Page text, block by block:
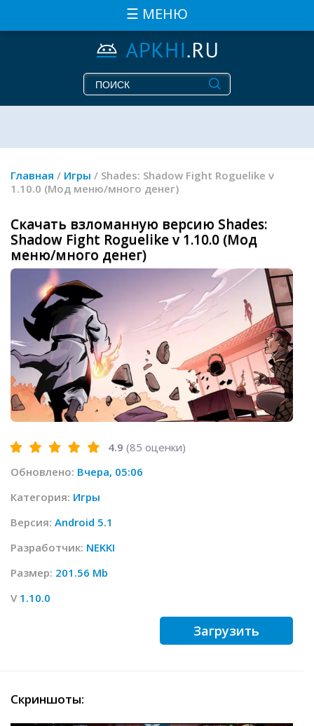
☰ МЕНЮ
Главная / Игры / Shades: Shadow Fight Roguelike v
1.10.0 (Мод меню/много денег)
Скачать взломанную версию Shades:
Shadow Fight Roguelike v 1.10.0 (Мод
меню/много денег)
4.9 (85 оценки)
Обновлено: Вчера, 05:06
Категория: Игры
Версия: Android 5.1
Разработчик: NEKKI
Размер: 201.56 Mb
V 1.10.0
Загрузить
Скриншоты: